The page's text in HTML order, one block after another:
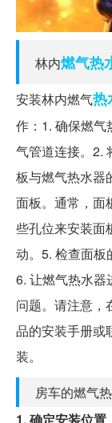
林内燃气热
安装林内燃气热
作：1. 确保燃
气管道连接。2.
板与燃气热水器
面板。通常，面
些孔位来安装面
动。5. 检查面板
6. 让燃气热水
问题。请注意，
品的安装手册或
装。
房车的燃气
1. 确定安装位